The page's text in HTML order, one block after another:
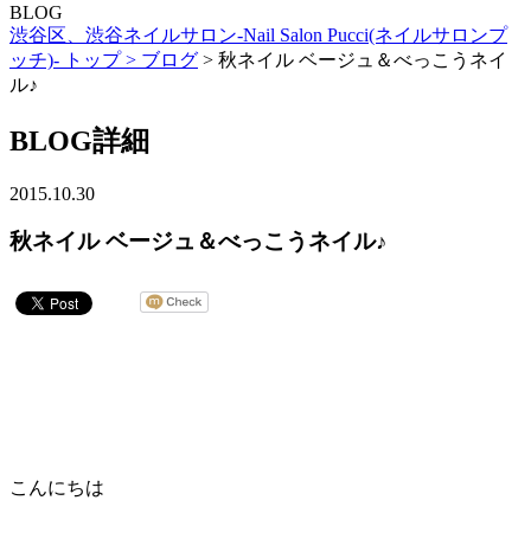
BLOG
渋谷区、渋谷ネイルサロン-Nail Salon Pucci(ネイルサロンプ
ッチ)- トップ > ブログ > 秋ネイル ベージュ＆べっこうネイ
ル♪
BLOG詳細
2015.10.30
秋ネイル ベージュ＆べっこうネイル♪
こんにちは